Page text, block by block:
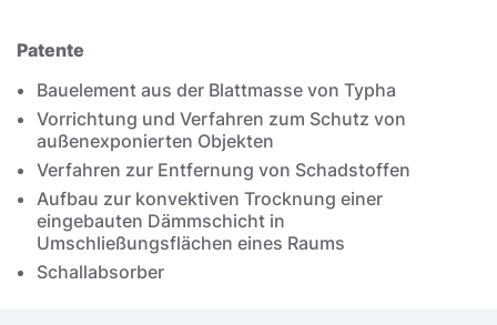
Patente
Bauelement aus der Blattmasse von Typha
Vorrichtung und Verfahren zum Schutz von
außenexponierten Objekten
Verfahren zur Entfernung von Schadstoffen
Aufbau zur konvektiven Trocknung einer
eingebauten Dämmschicht in
Umschließungsflächen eines Raums
Schallabsorber